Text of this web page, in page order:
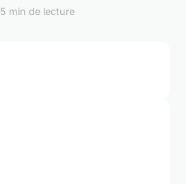
5 min de lecture